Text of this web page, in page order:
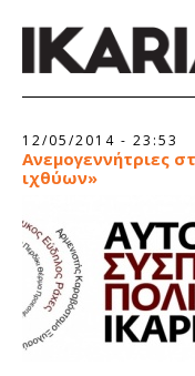
12/05/2014 - 23:53
Ανεμογεννήτριες
ιχθύων»